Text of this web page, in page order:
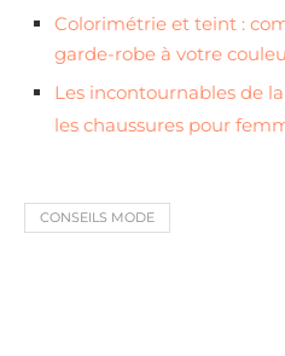
Colorimétrie et teint :
garde-robe à votre
Les incontournables de
les chaussures pour
CONSEILS MODE